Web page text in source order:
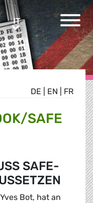
ITIT
DE EN FR
SAFE
SAFE-
Bot, hat an